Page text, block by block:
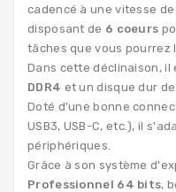
cadencé à une vitesse de
disposant de 6 coeurs
tâches que vous pourrez
Dans cette déclinaison, il
DDR4 et un disque dur de
Doté d’une bonne
USB3, USB-C, etc.), il
périphériques.
Grâce à son système
Professionnel 64 bits,